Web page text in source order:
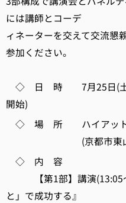
には講師とコーデ
ィネーターを交えて交流懇
参加ください。
◇ 日 時 7月25日(土)
開始)
◇ 場 所 ハイアットリ
(京都市東山区三
◇ 内 容
【第1部】講演(13:05～
と」で成功する』